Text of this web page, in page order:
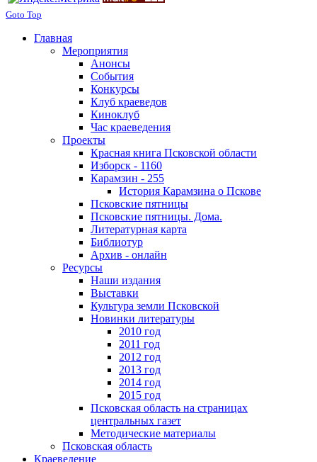
Goto Top
Главная
Мероприятия
Анонсы
События
Конкурсы
Клуб краеведов
Киноклуб
Час краеведения
Проекты
Красная книга Псковской области
Изборск - 1160
Карамзин - 255
История Карамзина о Пскове
Псковские пятницы
Псковские пятницы. Дома.
Литературная карта
Библиотур
Архив - онлайн
Ресурсы
Наши издания
Выставки
Культура земли Псковской
Новинки литературы
2010 год
2011 год
2012 год
2013 год
2014 год
2015 год
Псковская область на страницах
центральных газет
Методические материалы
Псковская область
Краеведение